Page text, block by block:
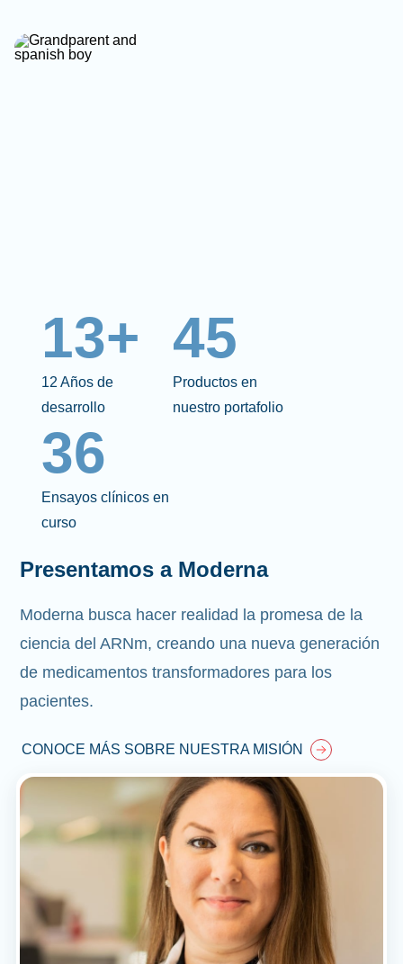
13+
12 Años de
desarrollo
45
Productos en
nuestro portafolio
36
Ensayos clínicos en
curso
Presentamos a Moderna
Moderna busca hacer realidad la promesa de la
ciencia del ARNm, creando una nueva generación
de medicamentos transformadores para los
pacientes.
CONOCE MÁS SOBRE NUESTRA MISIÓN